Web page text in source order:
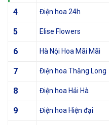
4 Điện hoa 24h
5 Elise Flowers
6 Hà Nội Hoa Mãi Mãi
7 Điện hoa Thăng Long
8 Điện hoa Hải Hà
9 Điện hoa Hiện đại